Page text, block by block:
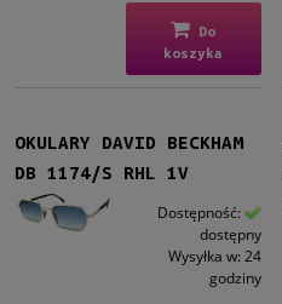
Do
koszyka
OKULARY DAVID BECKHAM
DB 1174/S RHL 1V
Dostępność:
dostępny
Wysyłka w: 24
godziny